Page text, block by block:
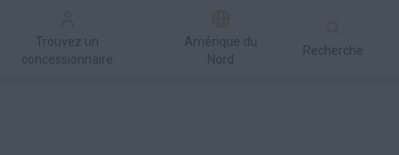
Trouvez un
concessionnaire
Amérique du
Nord
Recherche